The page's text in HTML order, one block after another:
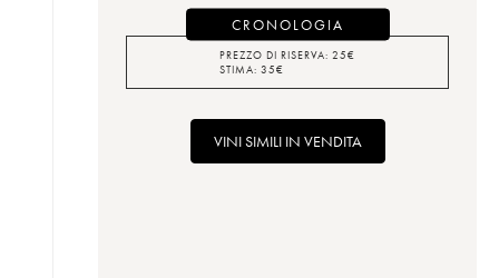
CRONOLOGIA
PREZZO DI RISERVA: 25€
STIMA: 35€
VINI SIMILI IN VENDITA